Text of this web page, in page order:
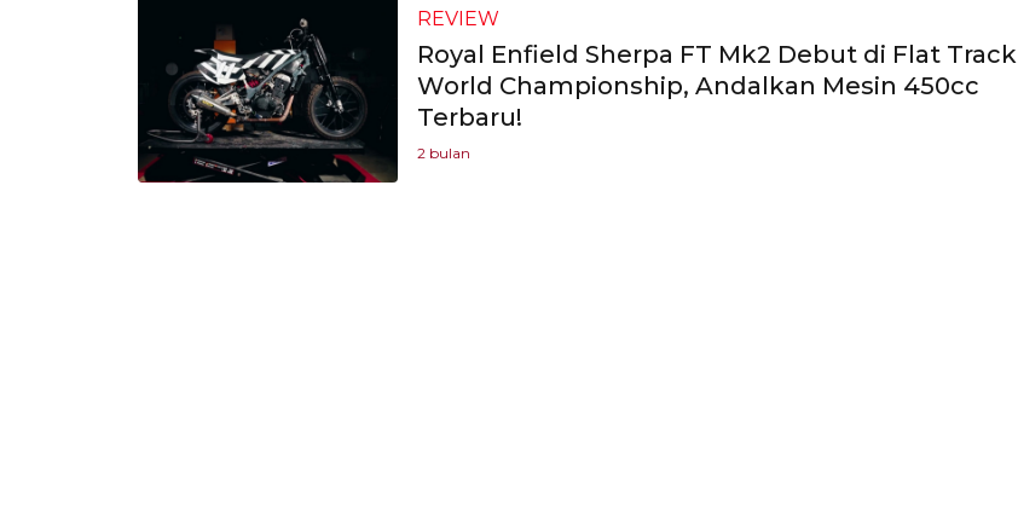
REVIEW
Royal Enfield Sherpa FT Mk2 Debut di Flat Track
World Championship, Andalkan Mesin 450cc
Terbaru!
2 bulan